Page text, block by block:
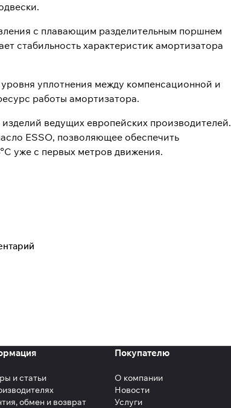
с плавающим разделительным поршнем
стабильность характеристик амортизатора
уплотнения между компенсационной и
работы амортизатора.
ведущих европейских производителей.
ESSO, позволяющее обеспечить
уже с первых метров движения.
и статьи
обмен и возврат
Покупателю
О компании
Новости
Услуги